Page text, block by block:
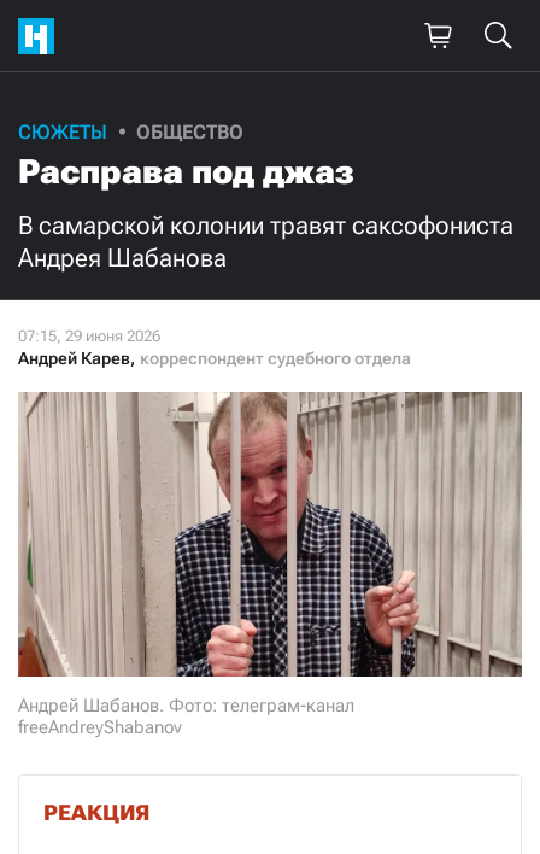
СЮЖЕТЫ ОБЩЕСТВО
Расправа под джаз
В самарской колонии травят саксофониста
Андрея Шабанова
Андрей Карев, корреспондент судебного отдела
Андрей Шабанов. Фото: телеграм-канал
freeAndreyShabanov
РЕАКЦИЯ
Поддержите
нашу работу!
Ежемесячно Разово
500 300
Нажимая кнопку «Стать соучастником»,
я принимаю
условия и подтверждаю свое гражданство РФ
СТАТЬ СОУЧАСТНИКОМ
ПОДЕЛИТЬСЯ С ДРУЗЬЯМИ
Если у вас есть вопросы, пишите donate@novayagazeta.ru
звоните:
+7 (929) 612-03-68